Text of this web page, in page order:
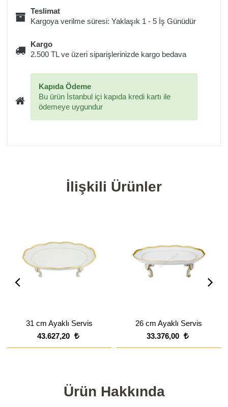
Teslimat
Kargoya verilme süresi: Yaklaşık 1 - 5 İş Günüdür
Kargo
2.500 TL ve üzeri siparişlerinizde kargo bedava
Kapıda Ödeme
Bu ürün İstanbul içi kapıda kredi kartı ile
ödemeye uygundur
İlişkili Ürünler
31 cm Ayaklı Servis
43.627,20
26 cm Ayaklı Servis
33.376,00
Ürün Hakkında